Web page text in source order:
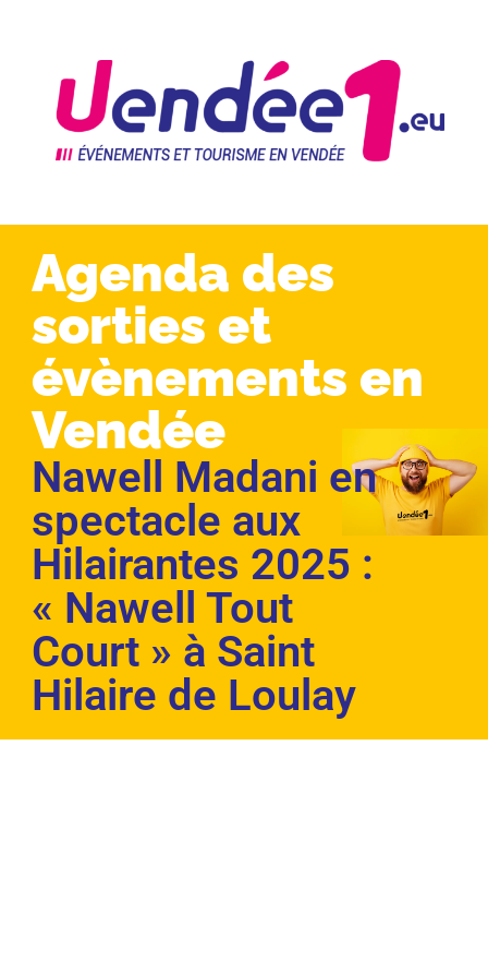
Agenda des
sorties et
évènements en
Vendée
Nawell Madani en
spectacle aux
Hilairantes 2025 :
« Nawell Tout
Court » à Saint
Hilaire de Loulay